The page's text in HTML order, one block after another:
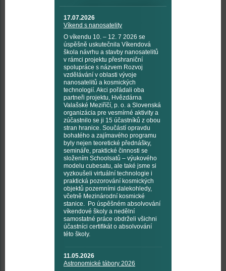
17.07.2026
Víkend s nanosatelity
O víkendu 10. – 12. 7 2026 se
úspěšně uskutečnila Víkendová
škola návrhu a stavby nanosatelitů
v rámci projektu přeshraniční
spolupráce s názvem Rozvoj
vzdělávání v oblasti vývoje
nanosatelitů a kosmických
technologií. Akci pořádali oba
partneři projektu, Hvězdárna
Valašské Meziříčí, p. o. a Slovenská
organizácia pre vesmírné aktivity a
zúčastnilo se ji 15 účastníků z obou
stran hranice. Součástí opravdu
bohatého a zajímavého programu
byly nejen teoretické přednášky,
semináře, praktické činnosti se
složením Schoolsatů – výukového
modelu cubesatu, ale také jsme si
vyzkoušeli virtuální technologie i
praktická pozorování kosmických
objektů pozemními dalekohledy,
včetně Mezinárodní kosmické
stanice. Po úspěšném absolvování
víkendové školy a nedělní
samostatné práce obdrželi všichni
účastníci certifikát o absolvování
této školy.
11.05.2026
Astronomické tábory 2026